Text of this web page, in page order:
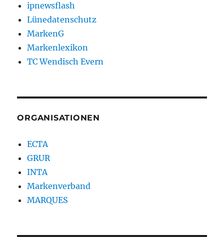
ipnewsflash
Lünedatenschutz
MarkenG
Markenlexikon
TC Wendisch Evern
ORGANISATIONEN
ECTA
GRUR
INTA
Markenverband
MARQUES